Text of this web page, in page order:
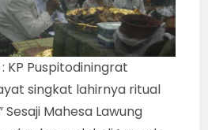
: KP Puspitodiningrat
singkat lahirnya ritual
Sesaji Mahesa Lawung